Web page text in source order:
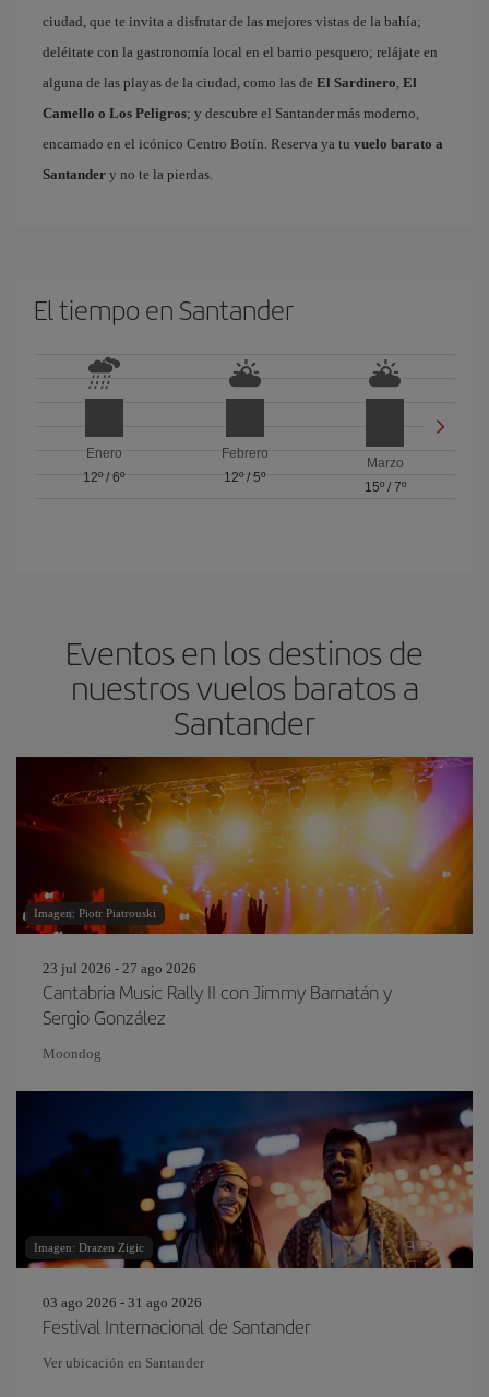
ciudad, que te invita a disfrutar de las mejores vistas de la bahía;
deléitate con la gastronomía local en el barrio pesquero; relájate en
alguna de las playas de la ciudad, como las de El Sardinero, El
Camello o Los Peligros; y descubre el Santander más moderno,
encarnado en el icónico Centro Botín. Reserva ya tu vuelo barato a
Santander y no te la pierdas.
El tiempo en Santander
Enero
12º/6º
Febrero
12º/ 5º
Marzo
15º/ 7º
Eventos en los destinos de
nuestros vuelos baratos a
Santander
Imagen: Piotr Piatrouski
23 jul 2026 - 27 ago 2026
Cantabria Music Rally II con Jimmy Barnatán y
Sergio González
Moondog
Imagen: Drazen Zigic
03 ago 2026 - 31 ago 2026
Festival Internacional de Santander
Ver ubicación en Santander